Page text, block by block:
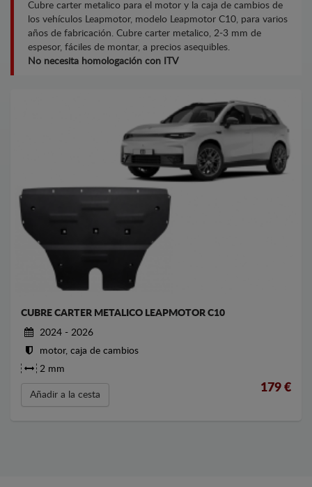
Cubre carter metalico para el motor y la caja de cambios de
los vehículos Leapmotor, modelo Leapmotor C10, para varios
años de fabricación. Cubre carter metalico, 2-3 mm de
espesor, fáciles de montar, a precios asequibles.
No necesita homologación con ITV
CUBRE CARTER METALICO LEAPMOTOR C10
2024 - 2026
motor, caja de cambios
2 mm
Añadir a la cesta
179 €